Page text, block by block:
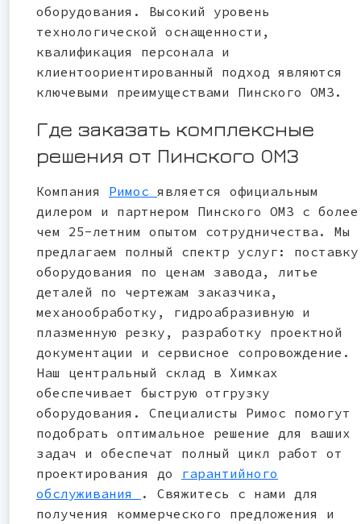
оборудования. Высокий уровень
технологической оснащенности,
квалификация персонала и
клиентоориентированный подход являются
ключевыми преимуществами Пинского ОМЗ.
Где заказать комплексные
решения от Пинского ОМЗ
Компания Римос является официальным
дилером и партнером Пинского ОМЗ с более
чем 25-летним опытом сотрудничества. Мы
предлагаем полный спектр услуг: поставку
оборудования по ценам завода, литье
деталей по чертежам заказчика,
механообработку, гидроабразивную и
плазменную резку, разработку проектной
документации и сервисное сопровождение.
Наш центральный склад в Химках
обеспечивает быструю отгрузку
оборудования. Специалисты Римос помогут
подобрать оптимальное решение для ваших
задач и обеспечат полный цикл работ от
проектирования до гарантийного
обслуживания
. Свяжитесь с нами для
получения коммерческого предложения и